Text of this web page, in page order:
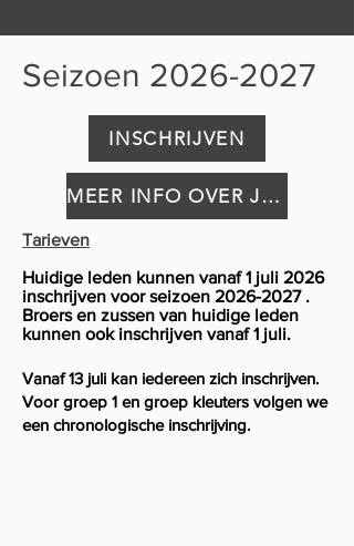
Seizoen 2026-2027
INSCHRIJVEN
MEER INFO OVER JUDO
Tarieven
Huidige leden kunnen vanaf 1 juli 2026
inschrijven voor seizoen 2026-2027.
Broers en zussen van huidige leden
kunnen ook inschrijven vanaf 1 juli.
Vanaf 13 juli kan iedereen zich inschrijven.
Voor groep 1 en groep kleuters volgen we
een chronologische inschrijving.